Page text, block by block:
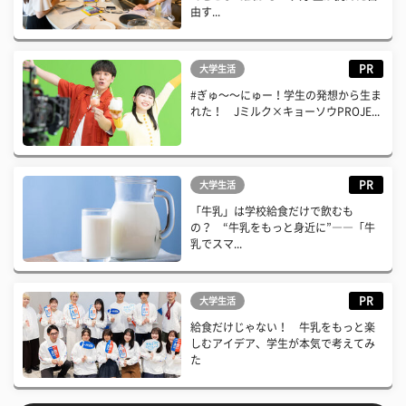
由す...
大学生活 PR
#ぎゅ〜〜にゅー！学生の発想から生ま
れた！ Jミルク×キョーソウPROJE...
大学生活 PR
「牛乳」は学校給食だけで飲むも
の？ “牛乳をもっと身近に”――「牛
乳でスマ...
大学生活 PR
給食だけじゃない！ 牛乳をもっと楽
しむアイデア、学生が本気で考えてみ
た